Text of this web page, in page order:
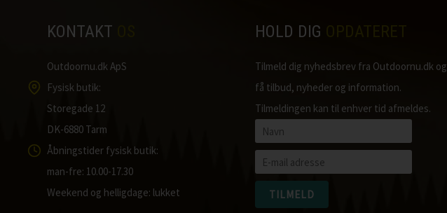
KONTAKT
Outdoornu.dk ApS
Fysisk butik:
Storegade 12
DK-6880 Tarm
Åbningstider fysisk butik:
man-fre: 10.00-17.30
Weekend og helligdage: lukket
HOLD DIG
Tilmeld dig nyhedsbrev fra Outdoornu.dk og
få tilbud, nyheder og information.
Tilmeldingen kan til enhver tid afmeldes.